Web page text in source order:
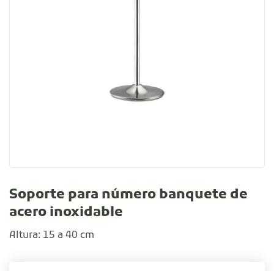
Soporte para número banquete de
acero inoxidable
Altura: 15 a 40 cm